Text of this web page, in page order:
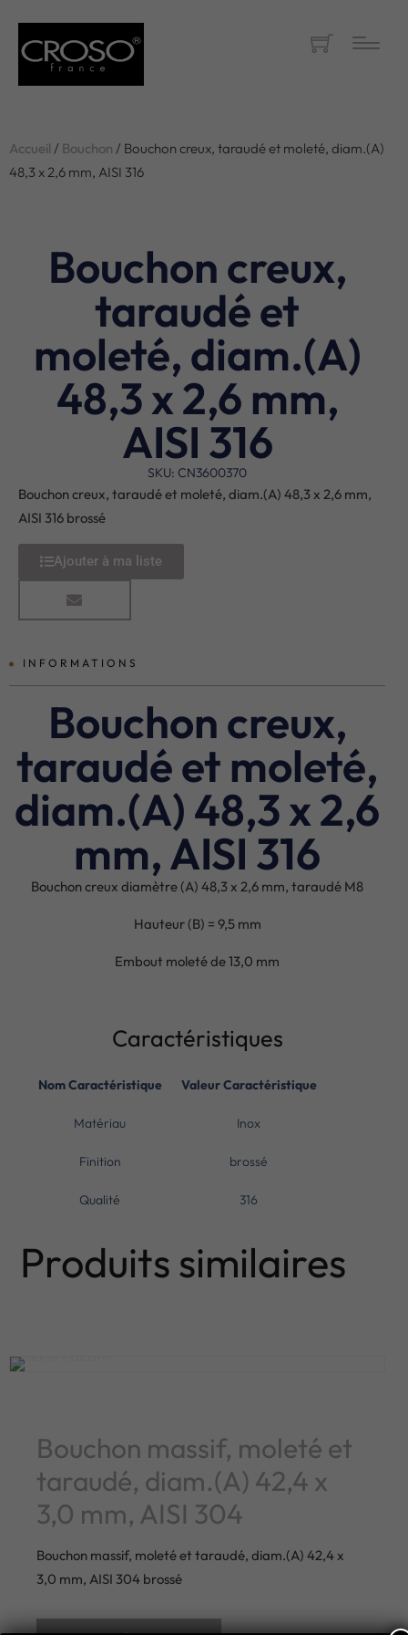
Accueil / Bouchon / Bouchon creux, taraudé et moleté, diam.(A)
48,3 x 2,6 mm, AISI 316
Bouchon creux,
taraudé et
moleté, diam.(A)
48,3 x 2,6 mm,
AISI 316
SKU: CN3600370
Bouchon creux, taraudé et moleté, diam.(A) 48,3 x 2,6 mm,
AISI 316 brossé
Ajouter à ma liste
INFORMATIONS
Bouchon creux,
taraudé et moleté,
diam.(A) 48,3 x 2,6
mm, AISI 316
Bouchon creux diamètre (A) 48,3 x 2,6 mm, taraudé M8
Hauteur (B) = 9,5 mm
Embout moleté de 13,0 mm
Caractéristiques
Nom Caractéristique Valeur Caractéristique
Matériau Inox
Finition brossé
Qualité 316
Produits similaires
Bouchon massif, moleté et
taraudé, diam.(A) 42,4 x
3,0 mm, AISI 304
Bouchon massif, moleté et taraudé, diam.(A) 42,4 x
3,0 mm, AISI 304 brossé